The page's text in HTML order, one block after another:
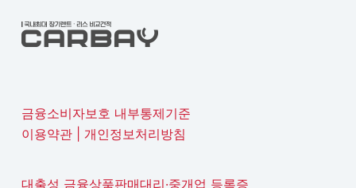
금융소비자보호 내부통제기준
이용약관| 개인정보처리방침
대출성 금융상품판매대리·중개업 등록증